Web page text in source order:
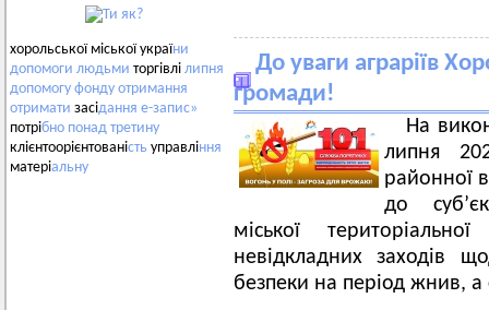
хорольської міської україни
допомоги людьми торгівлі липня
допомогу фонду отримання
отримати засідання е-запис»
потрібно понад третину
клієнтоорієнтованість управління
матеріальну
До уваги аграріїв
громади!
На
липня
районної
до
міської
невідкладних заходів
безпеки на період жнив, а